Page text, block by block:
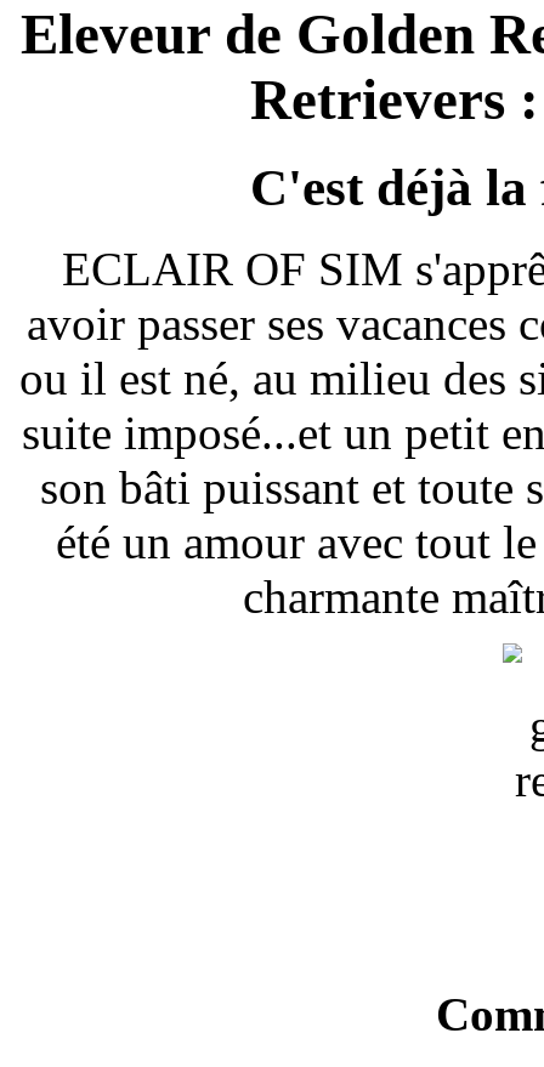
Eleveur de Golden
Retrievers
C'est déjà la
ECLAIR OF SIM
avoir passer ses vacances
ou il est né, au milieu des
suite imposé...et un petit
son bâti puissant et toute
été un amour avec tout
charmante